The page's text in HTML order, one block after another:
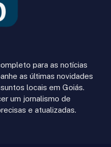
para as notícias
as últimas novidades
locais em Goiás.
um jornalismo de
e atualizadas.